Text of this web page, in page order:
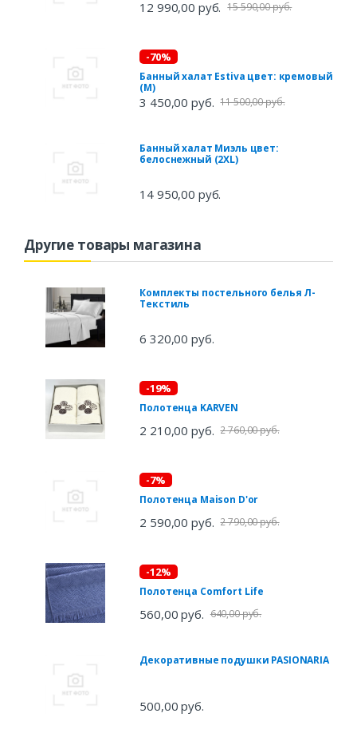
12 990,00 руб. 15 590,00 руб.
-70%
Банный халат Estiva цвет: кремовый
(M)
3 450,00 руб. 11 500,00 руб.
Банный халат Миэль цвет:
белоснежный (2XL)
14 950,00 руб.
Другие товары магазина
Комплекты постельного белья Л-
Текстиль
6 320,00 руб.
-19%
Полотенца KARVEN
2 210,00 руб. 2 760,00 руб.
-7%
Полотенца Maison D'or
2 590,00 руб. 2 790,00 руб.
-12%
Полотенца Comfort Life
560,00 руб. 640,00 руб.
Декоративные подушки PASIONARIA
500,00 руб.